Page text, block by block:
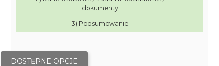
dokumenty
3) Podsumowanie
DOSTĘPNE OPCJE